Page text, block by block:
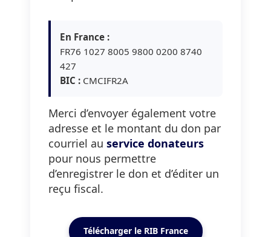
En France :
FR76 1027 8005 9800 0200 8740
427
BIC : CMCIFR2A
Merci d’envoyer également votre
adresse et le montant du don par
courriel au service donateurs
pour nous permettre
d’enregistrer le don et d’éditer un
reçu fiscal.
Télécharger le RIB France